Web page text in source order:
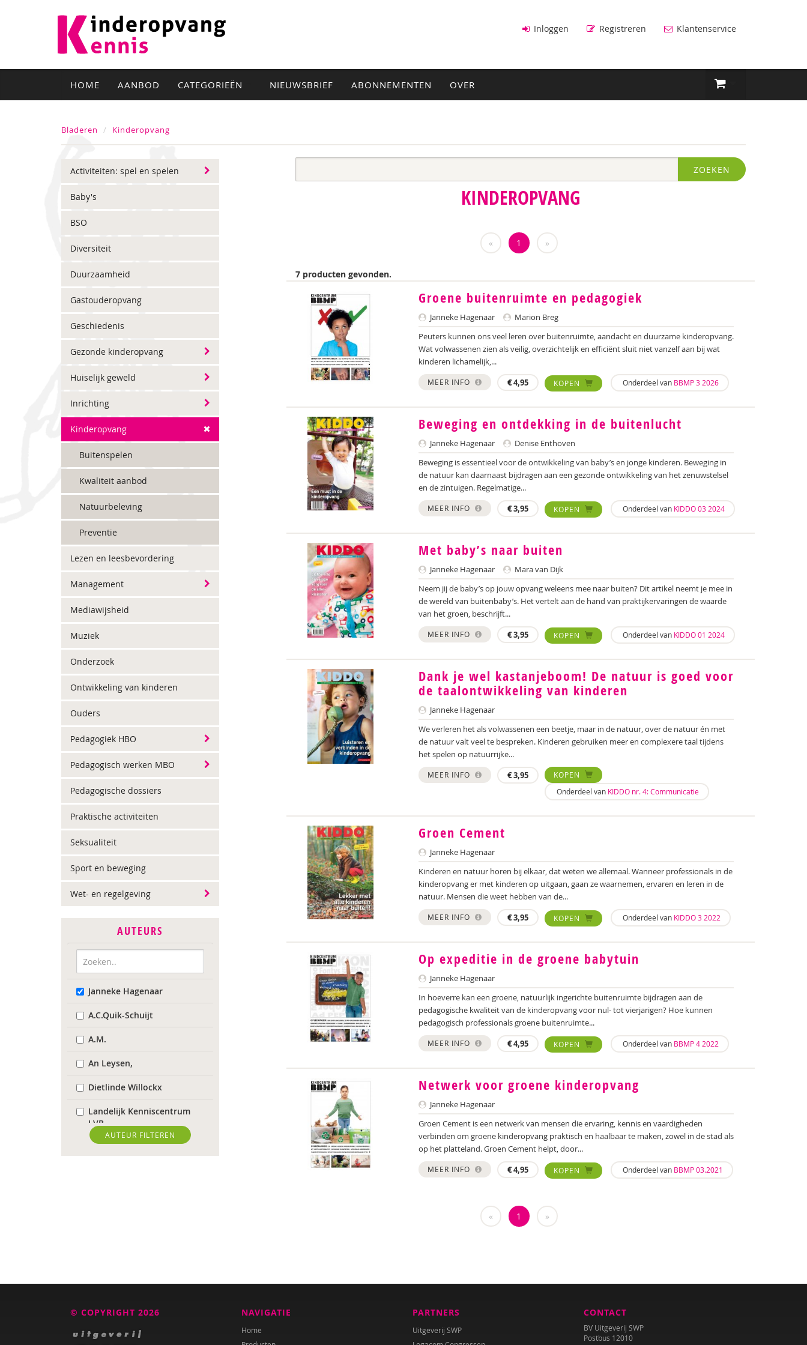
Inloggen Registreren Klantenservice
HOME AANBOD CATEGORIEËN NIEUWSBRIEF ABONNEMENTEN OVER
Bladeren Kinderopvang
Activiteiten: spel en spelen
Baby's
BSO
Diversiteit
Duurzaamheid
Gastouderopvang
Geschiedenis
Gezonde kinderopvang
Huiselijk geweld
Inrichting
Kinderopvang
Buitenspelen
Kwaliteit aanbod
Natuurbeleving
Preventie
Lezen en leesbevordering
Management
Mediawijsheid
Muziek
Onderzoek
Ontwikkeling van kinderen
Ouders
Pedagogiek HBO
Pedagogisch werken MBO
Pedagogische dossiers
Praktische activiteiten
Seksualiteit
Sport en beweging
Wet- en regelgeving
AUTEURS
Janneke Hagenaar
A.C.Quik-Schuijt
A.M.
An Leysen,
Dietlinde Willockx
Landelijk Kenniscentrum
LVB
Sardes
Evelyn Akkermans
AUTEUR FILTEREN
ZOEKEN
KINDEROPVANG
« 1 »
7 producten gevonden.
Groene buitenruimte en pedagogiek
Janneke Hagenaar
Marion Breg
Peuters kunnen ons veel leren over buitenruimte, aandacht en duurzame kinderopvang.
Wat volwassenen zien als veilig, overzichtelijk en efficiënt sluit niet vanzelf aan bij wat
kinderen lichamelijk,...
MEER INFO €4,95 KOPEN Onderdeel van BBMP 3 2026
Beweging en ontdekking in de buitenlucht
Janneke Hagenaar
Denise Enthoven
Beweging is essentieel voor de ontwikkeling van baby’s en jonge kinderen. Beweging in
de natuur kan daarnaast bijdragen aan een gezonde ontwikkeling van het zenuwstelsel
en de zintuigen. Regelmatige...
MEER INFO €3,95 KOPEN Onderdeel van KIDDO 03 2024
Met baby’s naar buiten
Janneke Hagenaar
Mara van Dijk
Neem jij de baby’s op jouw opvang weleens mee naar buiten? Dit artikel neemt je mee in
de wereld van buitenbaby’s. Het vertelt aan de hand van praktijkervaringen de waarde
van het groen, beschrijft...
MEER INFO €3,95 KOPEN Onderdeel van KIDDO 01 2024
Dank je wel kastanjeboom! De natuur is goed voor
de taalontwikkeling van kinderen
Janneke Hagenaar
We verleren het als volwassenen een beetje, maar in de natuur, over de natuur én met
de natuur valt veel te bespreken. Kinderen gebruiken meer en complexere taal tijdens
het spelen op natuurrijke...
MEER INFO €3,95
KOPEN
Onderdeel van KIDDO nr. 4: Communicatie
Groen Cement
Janneke Hagenaar
Kinderen en natuur horen bij elkaar, dat weten we allemaal. Wanneer professionals in de
kinderopvang er met kinderen op uitgaan, gaan ze waarnemen, ervaren en leren in de
natuur. Mensen die weet hebben van de...
MEER INFO €3,95 KOPEN Onderdeel van KIDDO 3 2022
Op expeditie in de groene babytuin
Janneke Hagenaar
In hoeverre kan een groene, natuurlijk ingerichte buitenruimte bijdragen aan de
pedagogische kwaliteit van de kinderopvang voor nul- tot vierjarigen? Hoe kunnen
pedagogisch professionals groene buitenruimte...
MEER INFO €4,95 KOPEN Onderdeel van BBMP 4 2022
Netwerk voor groene kinderopvang
Janneke Hagenaar
Groen Cement is een netwerk van mensen die ervaring, kennis en vaardigheden
verbinden om groene kinderopvang praktisch en haalbaar te maken, zowel in de stad als
op het platteland. Groen Cement helpt, door...
MEER INFO €4,95 KOPEN Onderdeel van BBMP 03.2021
« 1 »
© COPYRIGHT 2026 NAVIGATIE
Home
PARTNERS
Uitgeverij SWP
CONTACT
BV Uitgeverij SWP
Postbus 12010